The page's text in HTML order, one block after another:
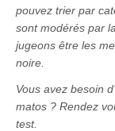
pouvez trier par
sont modérés par
jugeons être les
noire.
Vous avez besoin
matos ? Rendez
test.